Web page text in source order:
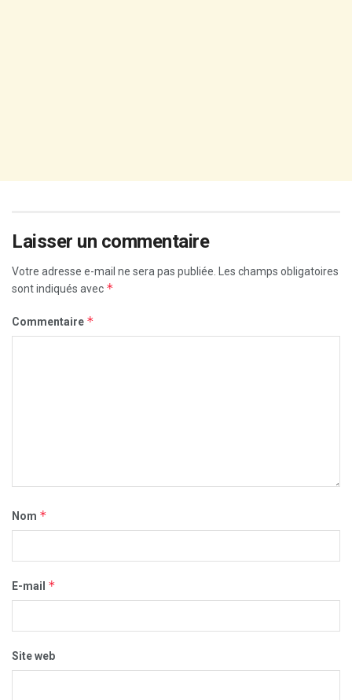
Laisser un commentaire
Votre adresse e-mail ne sera pas publiée. Les champs obligatoires
sont indiqués avec *
Commentaire *
Nom *
E-mail *
Site web